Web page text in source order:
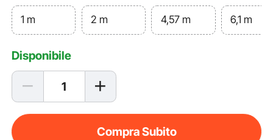
1 m 2 m 4,57 m 6,1 m
Disponibile
Compra Subito